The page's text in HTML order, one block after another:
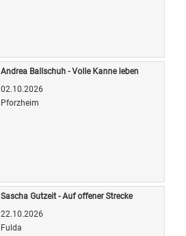
Andrea Ballschuh - Volle Kanne leben
02.10.2026
Pforzheim
Sascha Gutzeit - Auf offener Strecke
22.10.2026
Fulda